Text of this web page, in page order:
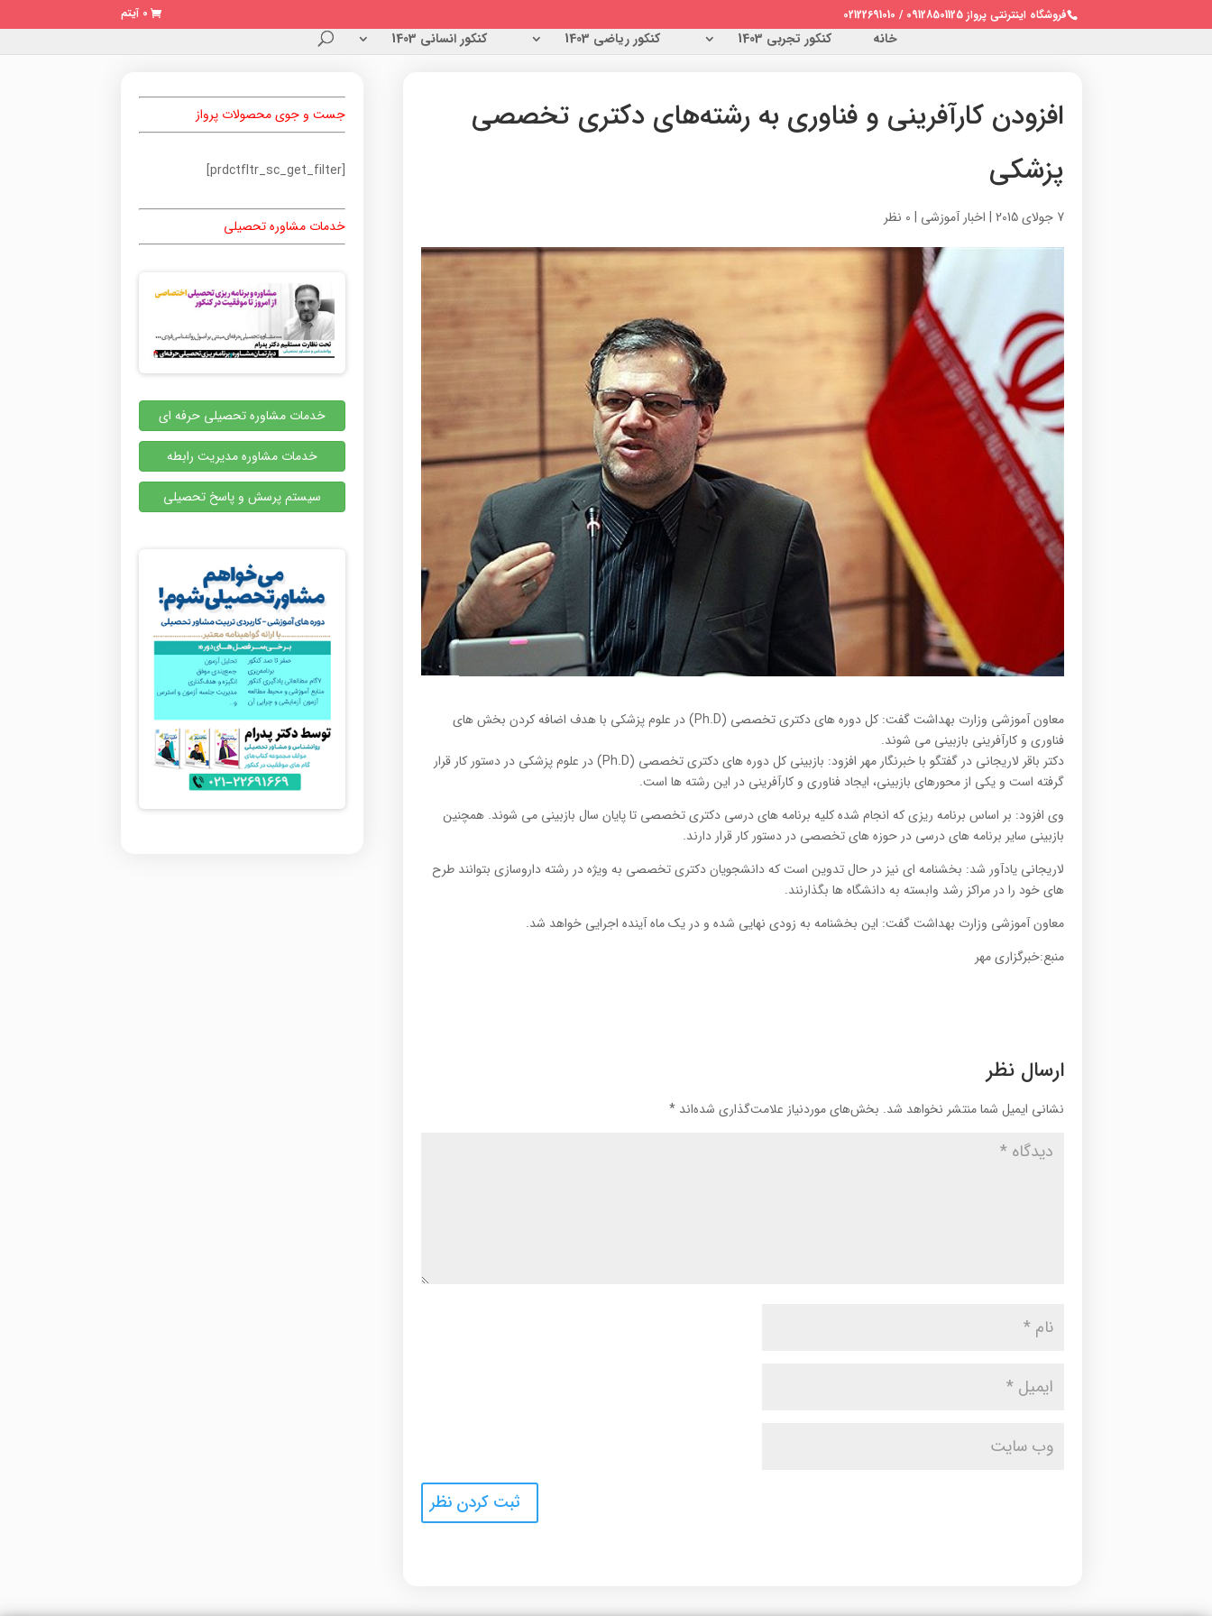
فروشگاه اینترنتی پرواز 09128501125 / 02122691010 0 آیتم
خانه کنکور تجربی 1403 کنکور ریاضی 1403 کنکور انسانی 1403
افزودن کارآفرینی و فناوری به رشته‌های دکتری تخصصی
پزشکی
7 جولای 2015 | اخبار آموزشی | 0 نظر
معاون آموزشی وزارت بهداشت گفت: کل دوره های دکتری تخصصی (Ph.D) در علوم پزشکی با هدف اضافه کردن بخش های
فناوری و کارآفرینی بازبینی می شوند.
دکتر باقر لاریجانی در گفتگو با خبرنگار مهر افزود: بازبینی کل دوره های دکتری تخصصی (Ph.D) در علوم پزشکی در دستور کار قرار
گرفته است و یکی از محورهای بازبینی، ایجاد فناوری و کارآفرینی در این رشته ها است.
وی افزود: بر اساس برنامه ریزی که انجام شده کلیه برنامه های درسی دکتری تخصصی تا پایان سال بازبینی می شوند. همچنین
بازبینی سایر برنامه های درسی در حوزه های تخصصی در دستور کار قرار دارند.
لاریجانی یادآور شد: بخشنامه ای نیز در حال تدوین است که دانشجویان دکتری تخصصی به ویژه در رشته داروسازی بتوانند طرح
های خود را در مراکز رشد وابسته به دانشگاه ها بگذارنند.
معاون آموزشی وزارت بهداشت گفت: این بخشنامه به زودی نهایی شده و در یک ماه آینده اجرایی خواهد شد.
منبع:خبرگزاری مهر
ارسال نظر
نشانی ایمیل شما منتشر نخواهد شد. بخش‌های موردنیاز علامت‌گذاری شده‌اند*
جست و جوی محصولات پرواز
[prdctfltr_sc_get_filter]
خدمات مشاوره تحصیلی
خدمات مشاوره تحصیلی حرفه ای
خدمات مشاوره مدیریت رابطه
سیستم پرسش و پاسخ تحصیلی